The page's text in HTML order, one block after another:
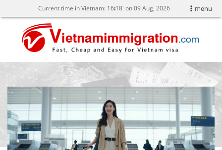
menu
Current time in Vietnam: 16 18' on 09 Aug, 2026